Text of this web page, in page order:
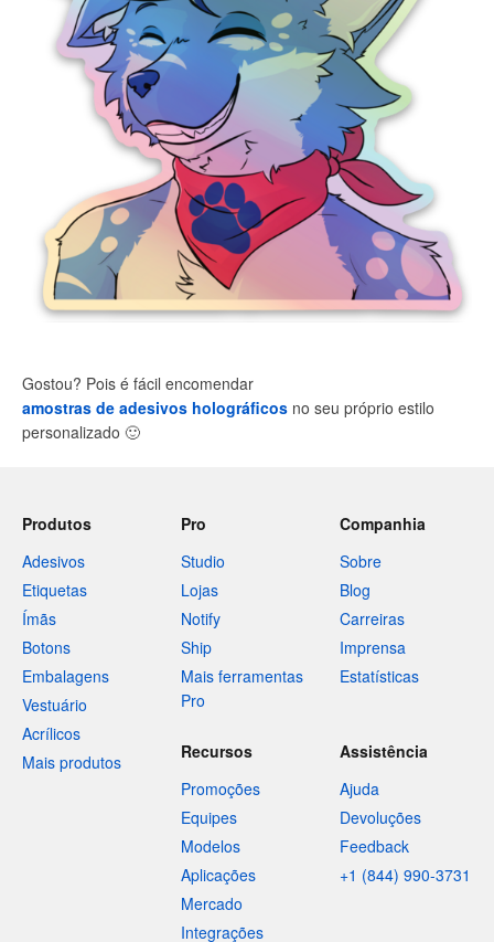
Gostou? Pois é fácil encomendar
amostras de adesivos holográficos no seu próprio estilo
personalizado 🙂
Produtos
Adesivos
Etiquetas
Ímãs
Botons
Embalagens
Vestuário
Acrílicos
Mais produtos
Pro
Studio
Lojas
Notify
Ship
Mais ferramentas
Pro
Companhia
Sobre
Blog
Carreiras
Imprensa
Estatísticas
Recursos
Promoções
Equipes
Modelos
Aplicações
Mercado
Integrações
Assistência
Ajuda
Devoluções
Feedback
+1 (844) 990-3731